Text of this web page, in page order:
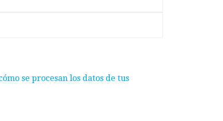
se procesan los datos de tus